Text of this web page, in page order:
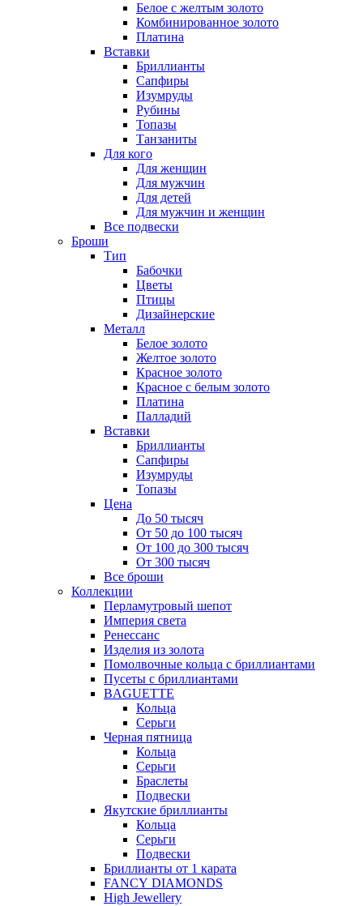
Белое с желтым золото
Комбинированное золото
Платина
Вставки
Бриллианты
Сапфиры
Изумруды
Рубины
Топазы
Танзаниты
Для кого
Для женщин
Для мужчин
Для детей
Для мужчин и женщин
Все подвески
Броши
Тип
Бабочки
Цветы
Птицы
Дизайнерские
Металл
Белое золото
Желтое золото
Красное золото
Красное с белым золото
Платина
Палладий
Вставки
Бриллианты
Сапфиры
Изумруды
Топазы
Цена
До 50 тысяч
От 50 до 100 тысяч
От 100 до 300 тысяч
От 300 тысяч
Все броши
Коллекции
Перламутровый шепот
Империя света
Ренессанс
Изделия из золота
Помолвочные кольца с бриллиантами
Пусеты с бриллиантами
BAGUETTE
Кольца
Серьги
Черная пятница
Кольца
Серьги
Браслеты
Подвески
Якутские бриллианты
Кольца
Серьги
Подвески
Бриллианты от 1 карата
FANCY DIAMONDS
High Jewellery